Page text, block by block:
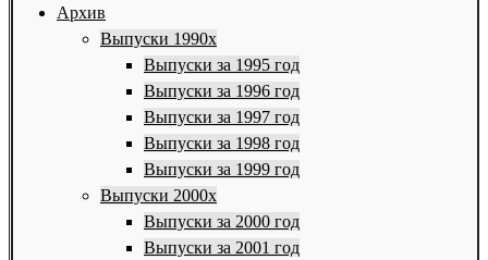
Архив
Выпуски 1990х
Выпуски за 1995 год
Выпуски за 1996 год
Выпуски за 1997 год
Выпуски за 1998 год
Выпуски за 1999 год
Выпуски 2000х
Выпуски за 2000 год
Выпуски за 2001 год